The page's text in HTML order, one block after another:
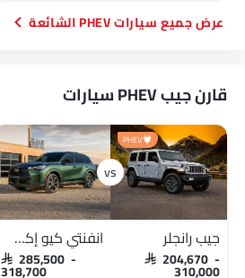
سيارات PHEV الشائعة
قارن جيب PHEV سيارات
PHEV
جيب رانجلر
SAR 204,670 -
310,000
انفنتي كيو إكس60 2026
SAR 285,500 -
318,700